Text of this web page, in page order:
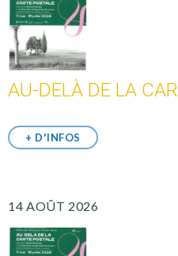
AU-DELÀ DE LA
+ D'INFOS
14 AOÛT 2026